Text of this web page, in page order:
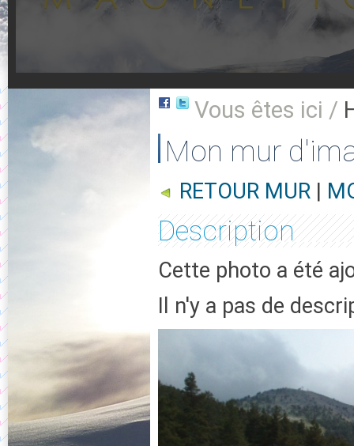
Vous êtes ici /
Mon mur
RETOUR MUR |
Description
Cette photo a été
Il n'y a pas de